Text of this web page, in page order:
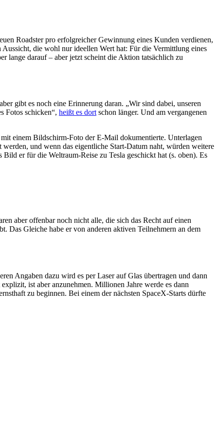
Roadster pro erfolgreicher Gewinnung eines Kunden verdienen,
die wohl nur ideellen Wert hat: Für die Vermittlung eines
lange darauf – aber jetzt scheint die Aktion tatsächlich zu
gibt es noch eine Erinnerung daran. „Wir sind dabei, unseren
Fotos schicken“, heißt es dort schon länger. Und am vergangenen
einem Bildschirm-Foto der E-Mail dokumentierte. Unterlagen
und wenn das eigentliche Start-Datum naht, würden weitere
er für die Weltraum-Reise zu Tesla geschickt hat (s. oben). Es
aber offenbar noch nicht alle, die sich das Recht auf einen
Das Gleiche habe er von anderen aktiven Teilnehmern an dem
Angaben dazu wird es per Laser auf Glas übertragen und dann
ist aber anzunehmen. Millionen Jahre werde es dann
zu beginnen. Bei einem der nächsten SpaceX-Starts dürfte